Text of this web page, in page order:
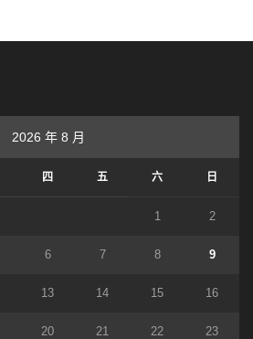
2026 年 8 月
四 五 六 日
1 2
6 7 8 9
13 14 15 16
20 21 22 23